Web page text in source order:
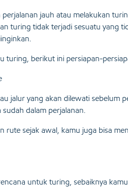
jauh atau melakukan
turing tidak terjadi sesuatu yang
turing, berikut ini persiapan-
jalur yang akan dilewati sebelum
dalam perjalanan.
rute sejak awal, kamu juga bisa
untuk turing, sebaiknya